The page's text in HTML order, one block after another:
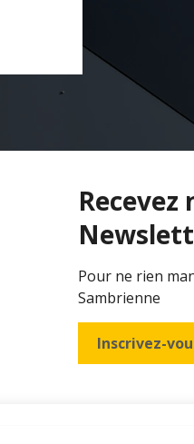
Recevez
Pour ne rien
Sambrienne
Inscrivez-